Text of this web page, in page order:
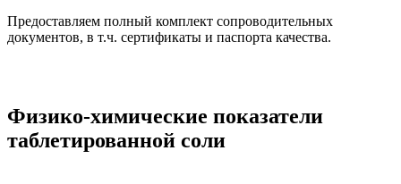
Предоставляем полный комплект сопроводительных
документов, в т.ч. сертификаты и паспорта качества.
Физико-химические показатели
таблетированной соли